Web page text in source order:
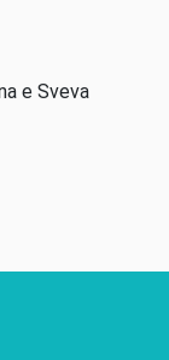
e Sveva